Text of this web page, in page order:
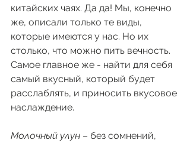
китайских чаях. Да да! Мы, конечно
же, описали только те виды,
которые имеются у нас. Но их
столько, что можно пить вечность.
Самое главное же - найти для себя
самый вкусный, который будет
расслаблять, и приносить вкусовое
наслаждение.
Молочный улун – без сомнений,